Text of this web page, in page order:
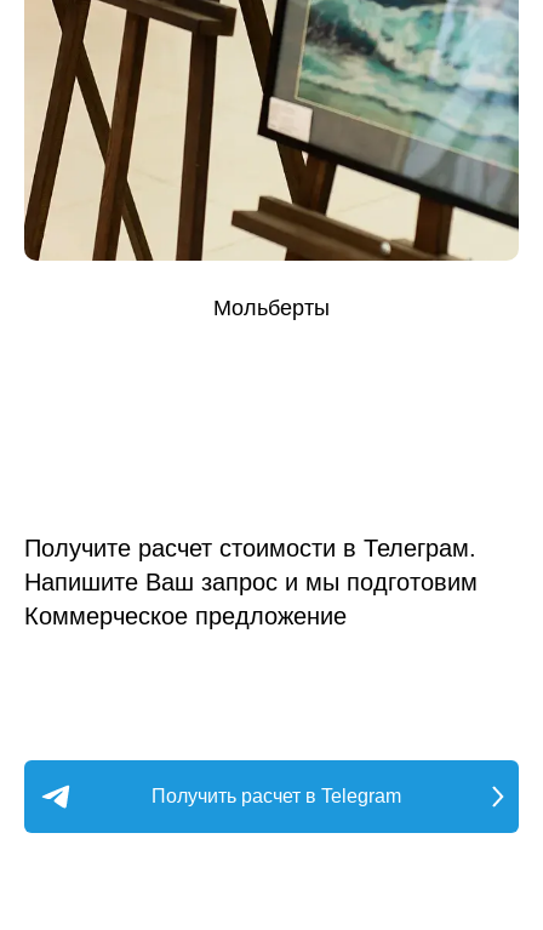
Мольберты
Получите расчет стоимости в Телеграм.
Напишите Ваш запрос и мы подготовим
Коммерческое предложение
Получить расчет в Telegram